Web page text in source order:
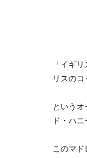
「イギ
リスの
という
ド・ハ
このマ